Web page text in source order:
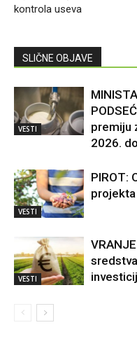
kontrola useva
SLIČNE OBJAVE
VESTI
premiju
2026.
VESTI
PIROT:
projekta
VESTI